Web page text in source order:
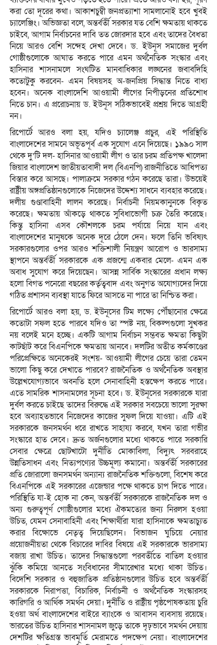
করা তো দূরের কথা। আকাশচুম্বী জনপ্রত্যাশা সামলানোই হবে খুবই
চ্যালেঞ্জিং। অভিজ্ঞতা বলে, অন্তর্বর্তী সরকার যত বেশি ক্ষমতায় থাকতে
চাইবে, আগাম নির্বাচনের দাবি তত জোরদার হবে এবং তাদের বৈধতা
নিয়ে আরও বেশি সন্দেহ দেখা দেবে। ড. ইউনূস সমাজের দুর্বল
গোষ্ঠীগুলোকে আঘাত করতে পারে এমন অর্থনৈতিক সংস্কার এবং
হাসিনার শাসনামলে সংঘটিত মানবাধিকার লঙ্ঘনের জবাবদিহি
কতোটুকু করবেন- এমন বিষয়সহ অ-জনপ্রিয় সিদ্ধান্ত নিতে বাধ্য
হবেন। অনেক বাংলাদেশি আওয়ামী লীগের নিপীড়নের প্রতিশোধ
নিতে চান। এ প্ররোচনায় ড. ইউনূস সঠিকভাবেই প্রশ্রয় দিতে আগ্রহী
নন।
রিপোর্টে আরও বলা হয়, যদিও চ্যালেঞ্জ প্রচুর, এই পরিস্থিতি
বাংলাদেশের সামনে অভূতপূর্ব এক সুযোগ এনে দিয়েছে। ১৯৯০ সাল
থেকে দু’টি দল- হাসিনার আওয়ামী লীগ ও তার চরম প্রতিপক্ষ খালেদা
জিয়ার বাংলাদেশ জাতীয়তাবাদী দল (বিএনপি) রাজনীতিতে আধিপত্য
বিস্তার করে আসছে। পালাক্রমে সরকার গঠন করেছে তারা। উভয়েই
রাষ্ট্রীয় অঙ্গপ্রতিষ্ঠানগুলোকে নিজেদের উদ্দেশ্য সাধনে ব্যবহার করেছে।
দলীয় গুণ্ডাবাহিনী লালন করেছে। নির্বাচনী নিয়মকানুনকে বিকৃত
করেছে। ক্ষমতায় আঁকড়ে থাকতে সুবিধাভোগী চক্র তৈরি করেছে।
কিন্তু হাসিনা এসব কৌশলকে চরম পর্যায়ে নিয়ে যান এবং
বাংলাদেশের মানুষকে অনেক দূরে ঠেলে দেন। ফলে তিনি ভবিষ্যৎ
সরকারগুলোর ওপর আরও শক্তিশালী নিয়ন্ত্রণ আরোপ ও ভারসাম্য
স্থাপনে অন্তর্বর্তী সরকারকে এক প্রজন্মে একবার মেলে- এমন এক
অবাধ সুযোগ করে দিয়েছেন। আসন্ন সার্বিক সংস্কারের প্রধান লক্ষ্য
হলো বিগত পনেরো বছরের কর্তৃত্ববাদ এবং অনুগত অযোগ্যদের দিয়ে
গঠিত প্রশাসন ব্যবস্থা যাতে ফিরে আসতে না পারে তা নিশ্চিত করা।
রিপোর্টে আরও বলা হয়, ড. ইউনূসের টিম লক্ষ্যে পৌঁছানোর ক্ষেত্রে
কতোটা সফল হতে পারবে যদিও তা স্পষ্ট নয়, বিকল্পগুলো সুখকর
নয় বলেই মনে হচ্ছে। একটি আগাম নির্বাচন সম্ভবত ক্ষমতা কিছুটা
কাটছাঁট করে বিএনপিকে ক্ষমতায় আনবে। দলটির অতীত কর্মকাণ্ডের
পরিপ্রেক্ষিতে অনেকেরই সংশয়- আওয়ামী লীগের চেয়ে তারা তেমন
ভালো কিছু করে দেখাতে পারবে? রাজনৈতিক ও অর্থনৈতিক অবস্থার
উল্লেখযোগ্যভাবে অবনতি হলে সেনাবাহিনী হস্তক্ষেপ করতে পারে।
এতে সামরিক শাসনামলের সূচনা হবে। ড. ইউনূসের সরকারকে যারা
দুর্বল করতে চাইছে তাদের বিরুদ্ধে এই সরকার সবচেয়ে ভালো সুরক্ষা
হবে অব্যাহতভাবে নিজেদের কাজের সুফল দিয়ে যাওয়া। এটি এই
সরকারকে জনসমর্থন ধরে রাখতে সাহায্য করবে, যখন তারা গভীর
সংস্কারে হাত দেবে। দ্রুত অর্জনগুলোর মধ্যে থাকতে পারে সরকারি
সেবার ক্ষেত্রে ছোটখাটো দুর্নীতি মোকাবিলা, বিদ্যুৎ সরবরাহে
উন্নতিসাধন এবং নিত্যপণ্যের উচ্চমূল্য কমানো। অন্তর্বর্তী সরকারের
প্রতি জোরালো জনসমর্থন অন্যান্য রাজনৈতিক শক্তিগুলো, বিশেষ করে
বিএনপিকে এই সরকারের এজেন্ডার পক্ষে থাকতে চাপ দিতে পারে।
পরিস্থিতি যা-ই হোক না কেন, অন্তর্বর্তী সরকারকে রাজনৈতিক দল ও
অন্য গুরুত্বপূর্ণ গোষ্ঠীগুলোর মধ্যে ঐকমত্যের জন্য নিরলস হওয়া
উচিত, যেমন সেনাবাহিনী এবং শিক্ষার্থীরা যারা হাসিনাকে ক্ষমতাচ্যুত
করার বিক্ষোভে নেতৃত্ব দিয়েছিলেন। বিভাজন ঘুচিয়ে নেয়ার
প্রয়োজনীয়তা থেকে বিচারের দাবির বিষয়ে এই সরকারকে ভারসাম্য
বজায় রাখা উচিত। তাদের সিদ্ধান্তগুলো পরবর্তীতে বাতিল হওয়ার
ঝুঁকি কমিয়ে আনতে সংবিধানের সীমারেখার মধ্যে থাকা উচিত।
বিদেশি সরকার ও বহুজাতিক প্রতিষ্ঠানগুলোর উচিত হবে অন্তর্বর্তী
সরকারকে নিরাপত্তা, বিচারিক, নির্বাচনী ও অর্থনৈতিক সংস্কারসহ
কারিগরি ও আর্থিক সমর্থন দেয়া। দুর্নীতি ও রাষ্ট্রীয় পৃষ্ঠপোষকতায় চুরি
হওয়া অর্থ বাংলাদেশের বাইরে ব্যাংকে ও আবাসন ব্যবসায় রয়েছে।
ভারতের উচিত হাসিনার শাসনামল জুড়ে তাকে দৃঢ়ভাবে সমর্থন দেয়ায়
দেশটির ক্ষতিগ্রস্ত ভাবমূর্তি মেরামতে পদক্ষেপ নেয়া। বাংলাদেশের